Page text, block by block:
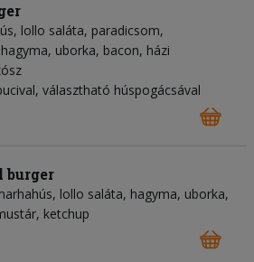
lollo saláta, paradicsom,
uborka, bacon, házi
választható húspogácsával
burger
lollo saláta, hagyma, uborka,
ketchup